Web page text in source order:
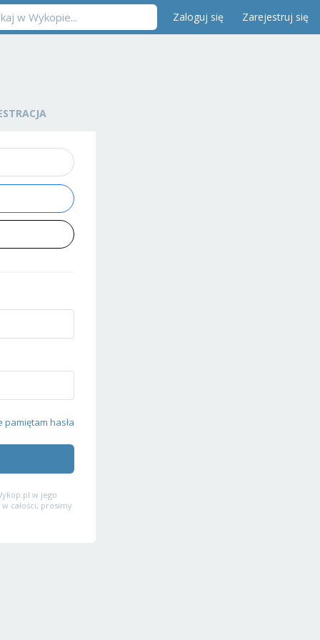
Zaloguj się Zarejestruj się
pamiętam hasła
w jego
całości, prosimy